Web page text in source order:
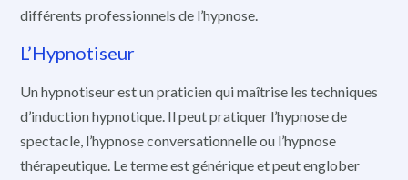
différents professionnels de l’hypnose.
L’Hypnotiseur
Un hypnotiseur est un praticien qui maîtrise les techniques
d’induction hypnotique. Il peut pratiquer l’hypnose de
spectacle, l’hypnose conversationnelle ou l’hypnose
thérapeutique. Le terme est générique et peut englober